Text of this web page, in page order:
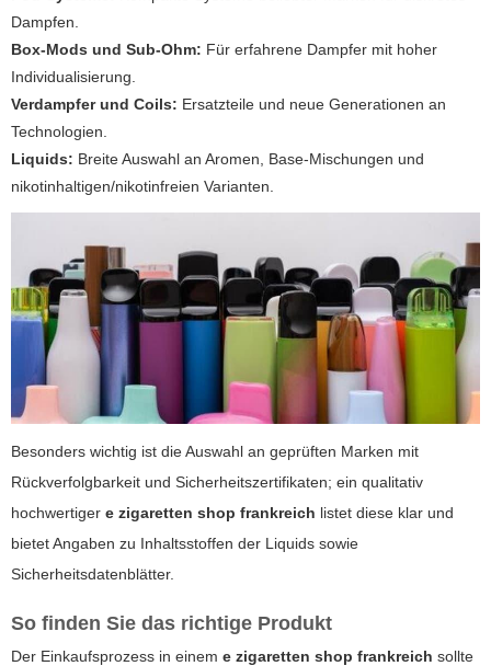
Dampfen.
Box-Mods und Sub-Ohm: Für erfahrene Dampfer mit hoher
Individualisierung.
Verdampfer und Coils: Ersatzteile und neue Generationen an
Technologien.
Liquids: Breite Auswahl an Aromen, Base-Mischungen und
nikotinhaltigen/nikotinfreien Varianten.
Besonders wichtig ist die Auswahl an geprüften Marken mit
Rückverfolgbarkeit und Sicherheitszertifikaten; ein qualitativ
hochwertiger e zigaretten shop frankreich listet diese klar und
bietet Angaben zu Inhaltsstoffen der Liquids sowie
Sicherheitsdatenblätter.
So finden Sie das richtige Produkt
Der Einkaufsprozess in einem e zigaretten shop frankreich sollte